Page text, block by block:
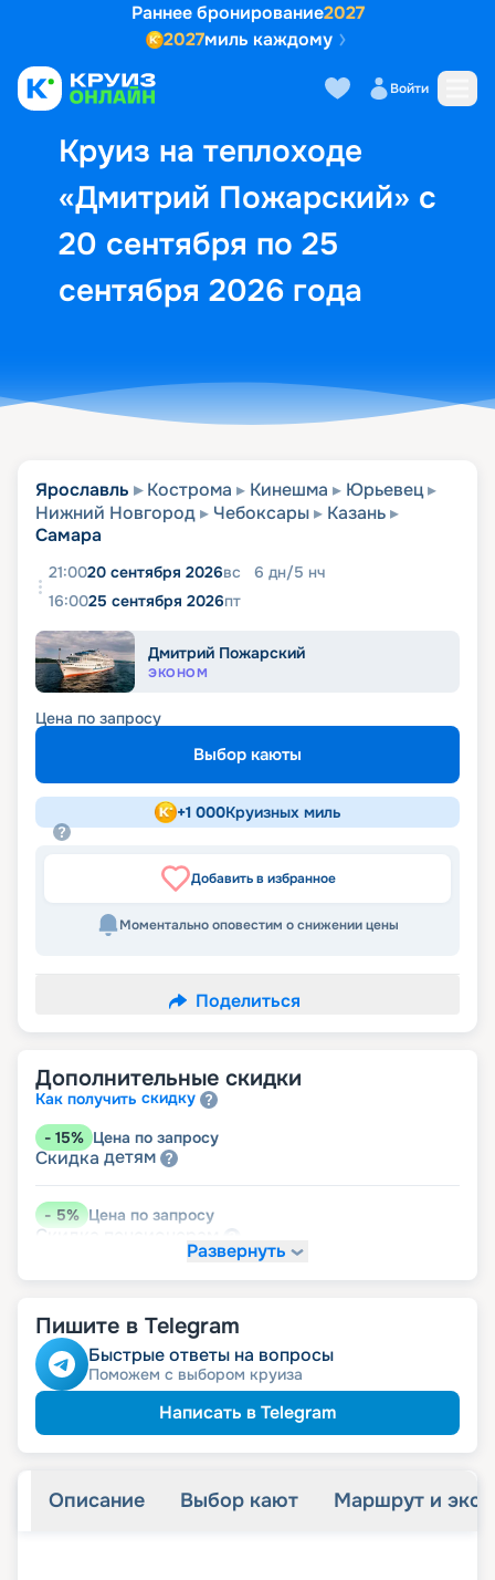
Раннее бронирование2027
2027миль каждому
Войти
Круиз на теплоходе
«Дмитрий Пожарский» с
20 сентября по 25
сентября 2026 года
Выбор кают Маршрут и
Ярославль Кострома Кинешма
Юрьевец
Нижний Новгород
Чебоксары
Казань
Самара
21:0020 сентября 2026вс 6 дн/5 нч
16:0025 сентября 2026пт
Дмитрий Пожарский
ЭКОНОМ
Цена по запросу
Выбор каюты
+1 000Круизных миль
Добавить в избранное
Моментально оповестим о снижении цены
Поделиться
Дополнительные скидки
Как получить скидку
- 15% Цена по запросу
Скидка детям
-5% Цена по запросу
Скидка
Развернуть
Пишите в Telegram
Быстрые ответы на вопросы
Поможем с выбором круиза
Написать в Telegram
Описание Выбор кают Маршрут и